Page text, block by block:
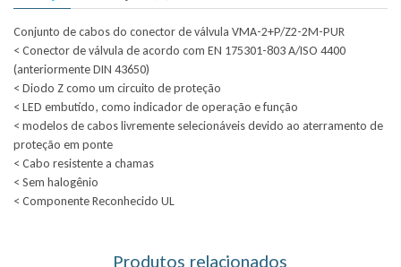
Conjunto de cabos do conector de válvula VMA-2+P/Z2-2M-PUR
< Conector de válvula de acordo com EN 175301-803 A/ISO 4400
(anteriormente DIN 43650)
< Diodo Z como um circuito de proteção
< LED embutido, como indicador de operação e função
< modelos de cabos livremente selecionáveis ​​devido ao aterramento de
proteção em ponte
< Cabo resistente a chamas
< Sem halogênio
< Componente Reconhecido UL
Produtos relacionados